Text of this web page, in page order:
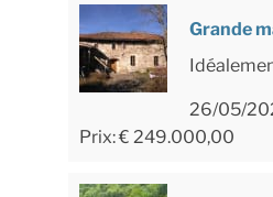
Grande
26/05/
Prix: € 249.000,00